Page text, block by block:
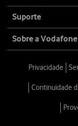
Suporte
Sobre a Vodafone
Privacidade
Continuidade